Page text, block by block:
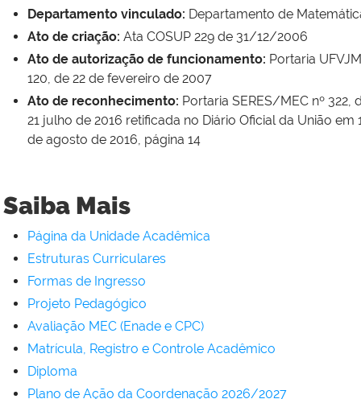
Departamento vinculado: Departamento de
Ato de criação: Ata COSUP 229 de 31/12/2006
Ato de autorização de funcionamento: Portaria
120, de 22 de fevereiro de 2007
Ato de reconhecimento: Portaria SERES/MEC nº 322,
21 julho de 2016 retificada no Diário Oficial da União em
de agosto de 2016, página 14
Saiba Mais
Página da Unidade Acadêmica
Estruturas Curriculares
Formas de Ingresso
Projeto Pedagógico
Avaliação MEC (Enade e CPC)
Matrícula, Registro e Controle Acadêmico
Diploma
Plano de Ação da Coordenação 2026/2027